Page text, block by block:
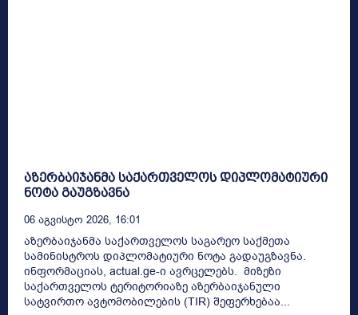
აზერბაიჯანმა საქართველოს დიპლომატიური
ნოტა გაუგზავნა
06 Აგვისტო 2026, 16:01
აზერბაიჯანმა საქართველოს საგარეო საქმეთა
სამინისტროს დიპლომატიური ნოტა გადაუგზავნა.
ინფორმაციას, actual.ge-ი ავრცელებს. მიზეზი
საქართველოს ტერიტორიაზე აზერბაიჯანული
სატვირთო ავტომობილების (TIR) შეფერხებაა...